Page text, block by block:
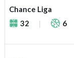
Chance Liga
32
6